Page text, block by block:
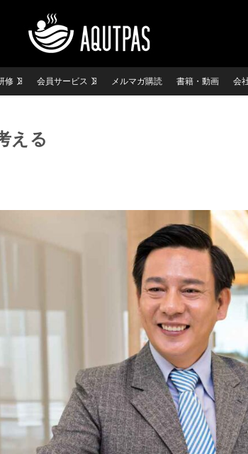
修 会員サービス メルマガ購読 書籍・動画 会
える